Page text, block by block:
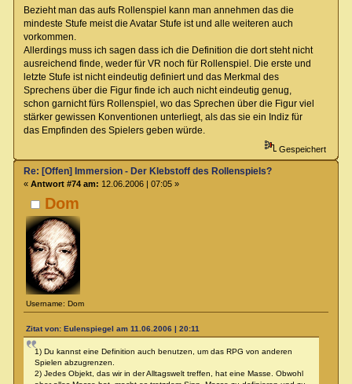
Bezieht man das aufs Rollenspiel kann man annehmen das die
mindeste Stufe meist die Avatar Stufe ist und alle weiteren auch
vorkommen.
Allerdings muss ich sagen dass ich die Definition die dort steht nicht
ausreichend finde, weder für VR noch für Rollenspiel. Die erste und
letzte Stufe ist nicht eindeutig definiert und das Merkmal des
Sprechens über die Figur finde ich auch nicht eindeutig genug,
schon garnicht fürs Rollenspiel, wo das Sprechen über die Figur viel
stärker gewissen Konventionen unterliegt, als das sie ein Indiz für
das Empfinden des Spielers geben würde.
Gespeichert
Dom
Username: Dom
Re: [Offen] Immersion - Der Klebstoff des Rollenspiels?
« Antwort #74 am: 12.06.2006 | 07:05 »
Zitat von: Eulenspiegel am 11.06.2006 | 20:11
1) Du kannst eine Definition auch benutzen, um das RPG von anderen
Spielen abzugrenzen.
2) Jedes Objekt, das wir in der Alltagswelt treffen, hat eine Masse. Obwohl